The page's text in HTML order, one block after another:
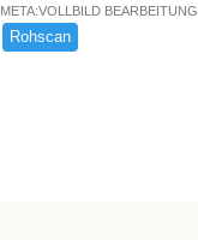
META:VOLLBILD BEARBEITUNG
Rohscan